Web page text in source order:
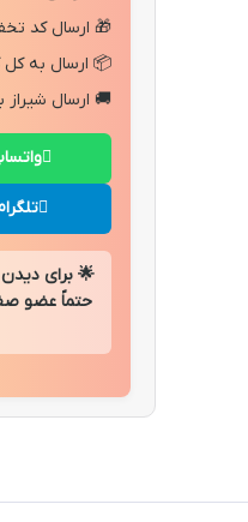
🎁 ارسال کد تخفیف
📦 ارسال به
🚚 ارسال شیراز
🌟 برای
حتماً عضو